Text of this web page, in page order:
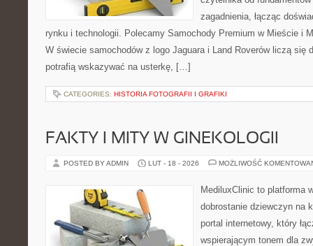
zagadnienia, łącząc
rynku i technologii. Polecamy Samochody Premium w Mieście i
W świecie samochodów z logo Jaguara i Land Roverów liczą się
potrafią wskazywać na usterkę, […]
CATEGORIES: HISTORIA FOTOGRAFII I GRAFIKI
FAKTY I MITY W GINEKOLOGII
POSTED BY ADMIN LUT - 18 - 2026 MOŻLIWOŚĆ
MediluxClinic to platforma
dobrostanie dziewczyn na
portal internetowy, który
wspierającym tonem dla